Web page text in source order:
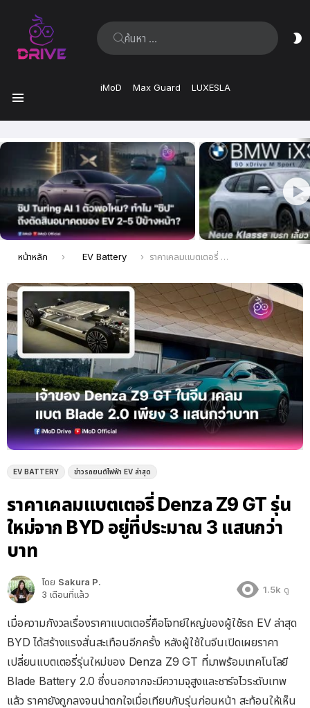
ค้นหา:
iMoD Max Guard LUXESLA
ล่าสุด
คุณอยู่ที่นี่:
หน้าหลัก EV Battery ราคาเคลมแบตเตอรี่ Denza Z9 GT รุ่นใหม่จาก BYD อยู่ที่ประมาณ 3 แสนกว่าบาท
EV BATTERY ข่าวรถยนต์ไฟฟ้า EV ล่าสุด
ราคาเคลมแบตเตอรี่ Denza Z9 GT รุ่น
ใหม่จาก BYD อยู่ที่ประมาณ 3 แสนกว่า
บาท
โดย Sakura P.
3 เดือนที่แล้ว
1.5k ดู
เมื่อความกังวลเรื่องราคาแบตเตอรี่คือโจทย์ใหญ่ของผู้ใช้รถ EV ล่าสุด
BYD ได้สร้างแรงสั่นสะเทือนอีกครั้ง หลังผู้ใช้ในจีนเปิดเผยราคา
เปลี่ยนแบตเตอรี่รุ่นใหม่ของ Denza Z9 GT ที่มาพร้อมเทคโนโลยี
Blade Battery 2.0 ซึ่งนอกจากจะมีความจุสูงและชาร์จไวระดับเทพ
แล้ว ราคายังถูกลงจนน่าตกใจเมื่อเทียบกับรุ่นก่อนหน้า สะท้อนให้เห็น